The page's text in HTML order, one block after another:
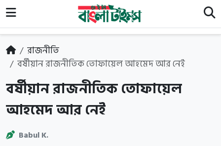
রাজনীতি
বর্ষীয়ান রাজনীতিক তোফায়েল আহমেদ আর নেই
বর্ষীয়ান রাজনীতিক তোফায়েল
আহমেদ আর নেই
Babul K.